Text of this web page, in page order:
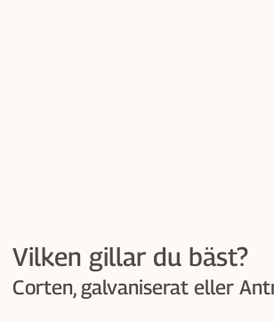
Vilken gillar du bäst?
Corten, galvaniserat eller